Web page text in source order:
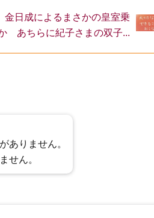
金日成によるまさかの皇室乗
あちらに紀子さまの双子...
ありません。
せん。